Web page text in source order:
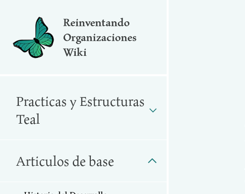
Reinventando
Organizaciones
Wiki
Practicas y Estructuras
Teal
Articulos de base